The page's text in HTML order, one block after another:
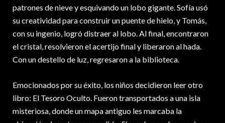
patrones de nieve y esquivando un lobo gigante. Sofía usó
su creatividad para construir un puente de hielo, y Tomás,
con su ingenio, logró distraer al lobo. Al final, encontraron
el cristal, resolvieron el acertijo final y liberaron al hada.
Con un destello de luz, regresaron a la biblioteca.
Emocionados por su éxito, los niños decidieron leer otro
libro: El Tesoro Oculto. Fueron transportados a una isla
misteriosa, donde un mapa antiguo les marcaba la